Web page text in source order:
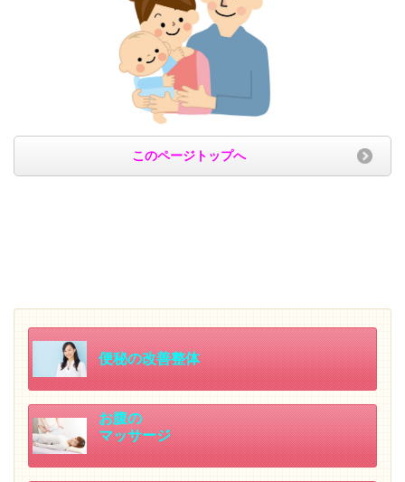
このページトップへ
便秘の改善整体
お腹の
マッサージ